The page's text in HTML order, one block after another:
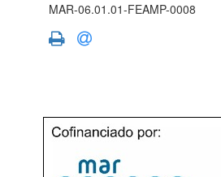
MAR-06.01.01-FEAMP-0008